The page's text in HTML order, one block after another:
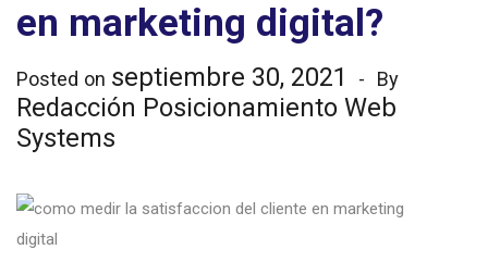
en marketing digital?
Posted on septiembre 30, 2021 By
Redacción Posicionamiento Web
Systems